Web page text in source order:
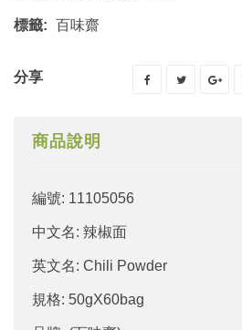
標籤: 百味齋
分享
商品說明
編號: 11105056
中文名: 辣椒面
英文名: Chili Powder
規格: 50gX60bag